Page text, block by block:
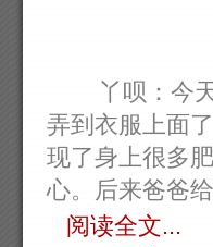
丫呗：今天
弄到衣服上面
现了身上很多
心。后来爸爸
阅读全文...